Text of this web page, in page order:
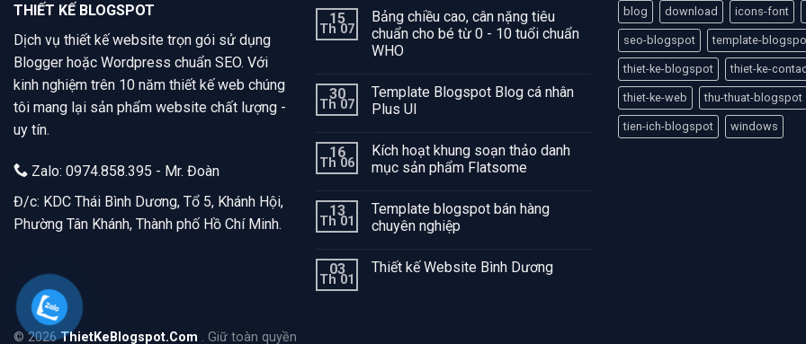
THIẾT KẾ BLOGSPOT
Dịch vụ thiết kế website trọn gói sử dụng
Blogger hoặc Wordpress chuẩn SEO. Với
kinh nghiệm trên 10 năm thiết kế web chúng
tôi mang lại sản phẩm website chất lượng -
uy tín.
Zalo: 0974.858.395 - Mr. Đoàn
Đ/c: KDC Thái Bình Dương, Tổ 5, Khánh Hội,
Phường Tân Khánh, Thành phố Hồ Chí Minh.
15
Th 07
Bảng chiều cao, cân nặng tiêu
chuẩn cho bé từ 0 - 10 tuổi chuẩn
WHO
30
Th 07
Template Blogspot Blog cá nhân
Plus UI
16
Th 06
Kích hoạt khung soạn thảo danh
mục sản phẩm Flatsome
13
Th 01
Template blogspot bán hàng
chuyên nghiệp
03
Th 01
Thiết kế Website Bình Dương
blog download icons-font
seo-blogspot template-
thiet-ke-blogspot thiet-ke-
thiet-ke-web thu-thuat-blogspot
tien-ich-blogspot windows
©2026ThietKeBlogspot.Com . Giữ toàn quyền